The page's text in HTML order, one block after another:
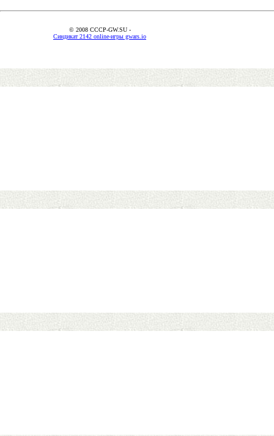
© 2008 CCCP-GW.SU -
Синдикат 2142 online-игры gwars.io